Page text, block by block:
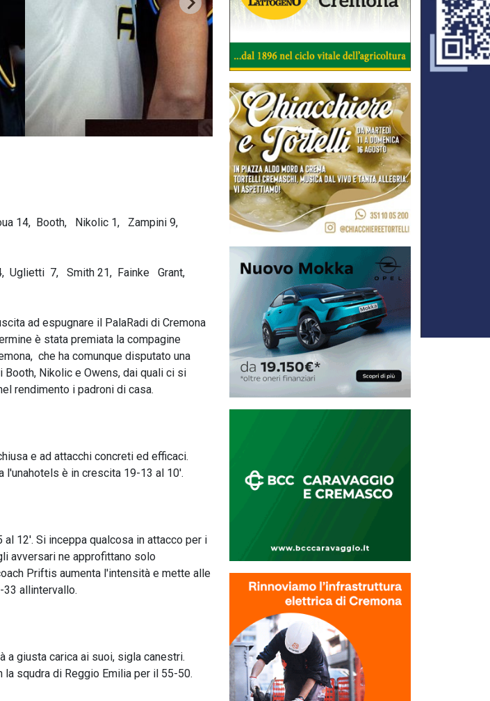
14, Booth, Nikolic 1, Zampini 9,
Uglietti 7, Smith 21, Fainke Grant,
ad espugnare il PalaRadi di Cremona
è stata premiata la compagine
che ha comunque disputato una
Nikolic e Owens, dai quali ci si
rendimento i padroni di casa.
e ad attacchi concreti ed efficaci.
l'unahotels è in crescita 19-13 al 10'.
12'. Si inceppa qualcosa in attacco per i
avversari ne approfittano solo
Priftis aumenta l'intensità e mette alle
allintervallo.
a giusta carica ai suoi, sigla canestri.
squdra di Reggio Emilia per il 55-50.